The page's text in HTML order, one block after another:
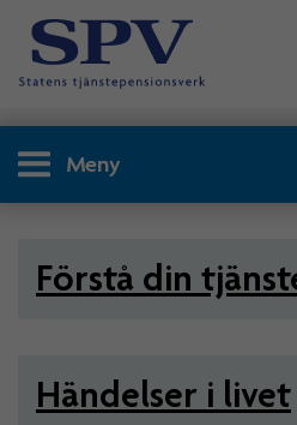
Meny
Privatperson -
Förstå din
Händelser i livet